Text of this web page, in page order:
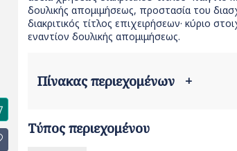
δουλικής απομιμήσεως, προστασία του
διακριτικός τίτλος επιχειρήσεων· κύριο
εναντίον δουλικής απομιμήσεως.
Πίνακας περιεχομένων +
Τύπος περιεχομένου